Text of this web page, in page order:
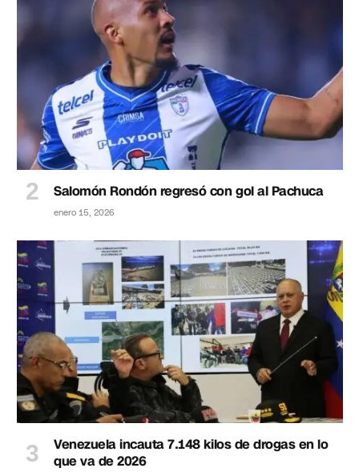
Salomón Rondón regresó con gol al Pachuca
enero 15, 2026
Venezuela incauta 7.148 kilos de drogas en lo
que va de 2026